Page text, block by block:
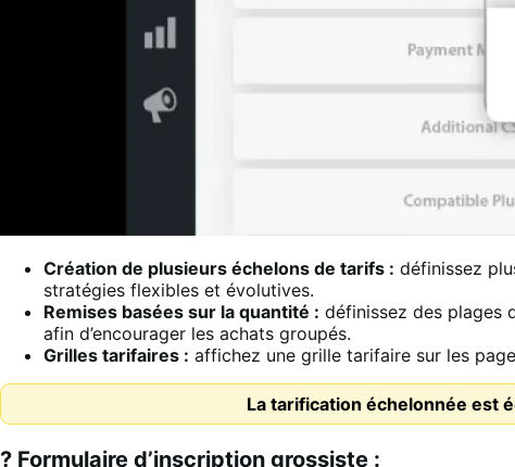
Création de plusieurs échelons de tarifs : définissez
stratégies flexibles et évolutives.
Remises basées sur la quantité : définissez des plages
afin d’encourager les achats groupés.
Grilles tarifaires : affichez une grille tarifaire sur les
La tarification échelonnée est
? Formulaire d’inscription grossiste :